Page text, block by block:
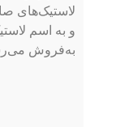
لاستیک‌های
و به اسم
به‌فروش